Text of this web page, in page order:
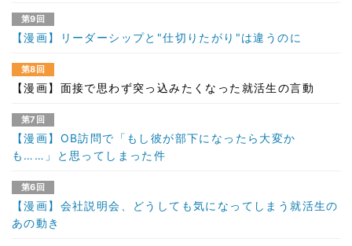
第9回
【漫画】リーダーシップと"仕切りたがり"は違うのに
第8回
【漫画】面接で思わず突っ込みたくなった就活生の言動
第7回
【漫画】OB訪問で「もし彼が部下になったら大変か
も……」と思ってしまった件
第6回
【漫画】会社説明会、どうしても気になってしまう就活生の
あの動き